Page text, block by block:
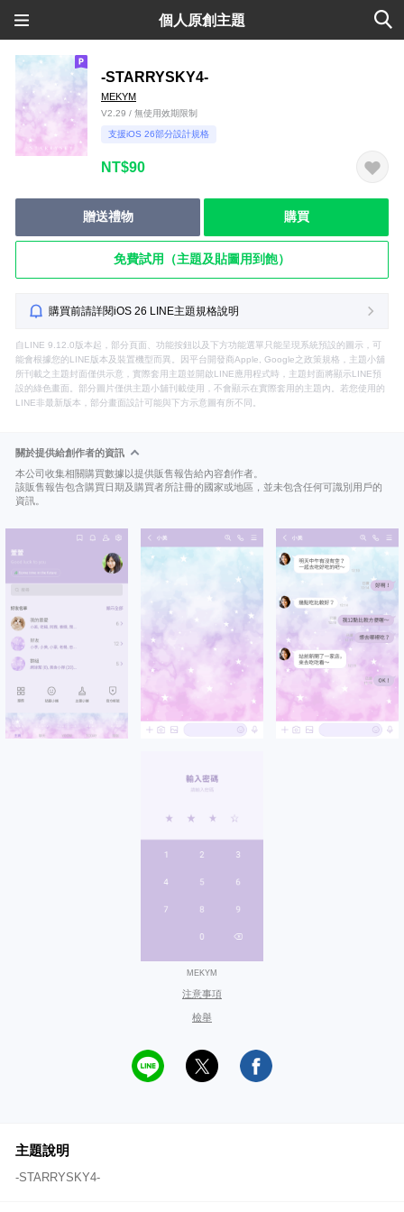
個人原創主題
-STARRYSKY4-
MEKYM
V2.29 / 無使用效期限制
支援iOS 26部分設計規格
NT$90
贈送禮物 購買
免費試用（主題及貼圖用到飽）
購買前請詳閱iOS 26 LINE主題規格說明
自LINE 9.12.0版本起，部分頁面、功能按鈕以及下方功能選單只能呈現系統預設的圖示，可
能會根據您的LINE版本及裝置機型而異。因平台開發商Apple, Google之政策規格，主題小舖
所刊載之主題封面僅供示意，實際套用主題並開啟LINE應用程式時，主題封面將顯示LINE預
設的綠色畫面。部分圖片僅供主題小舖刊載使用，不會顯示在實際套用的主題內。若您使用的
LINE非最新版本，部分畫面設計可能與下方示意圖有所不同。
關於提供給創作者的資訊
本公司收集相關購買數據以提供販售報告給內容創作者。
該販售報告包含購買日期及購買者所註冊的國家或地區，並未包含任何可識別用戶的
資訊。
MEKYM
注意事項
檢舉
主題說明
-STARRYSKY4-